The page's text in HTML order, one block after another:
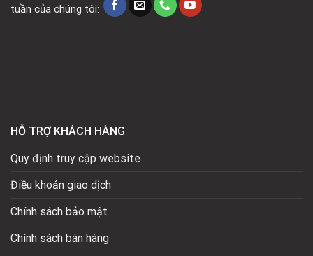
tuần của chúng tôi:
HỖ TRỢ KHÁCH HÀNG
Quy định truy cập website
Điều khoản giao dịch
Chính sách bảo mật
Chính sách bán hàng